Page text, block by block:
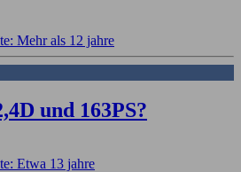
Mehr als 12 jahre
und 163PS?
Etwa 13 jahre